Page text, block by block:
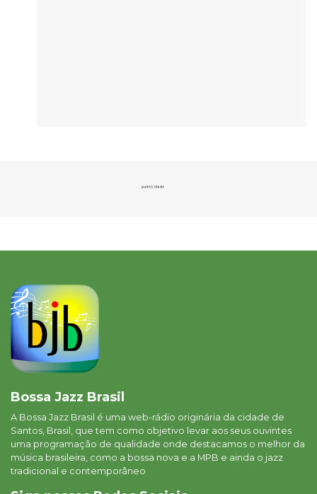
Bossa Jazz Brasil
A Bossa Jazz Brasil é uma web-rádio originária da cidade de
Santos, Brasil, que tem como objetivo levar aos seus ouvintes
uma programação de qualidade onde destacamos o melhor da
música brasileira, como a bossa nova e a MPB e ainda o jazz
tradicional e contemporâneo